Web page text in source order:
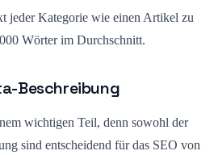
jeder Kategorie wie einen Artikel zu
Wörter im Durchschnitt.
Beschreibung
wichtigen Teil, denn sowohl der
sind entscheidend für das SEO von